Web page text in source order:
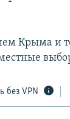
Крыма и
без VPN